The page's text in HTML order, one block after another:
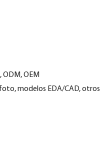
ODM, OEM
modelos EDA/CAD, otros